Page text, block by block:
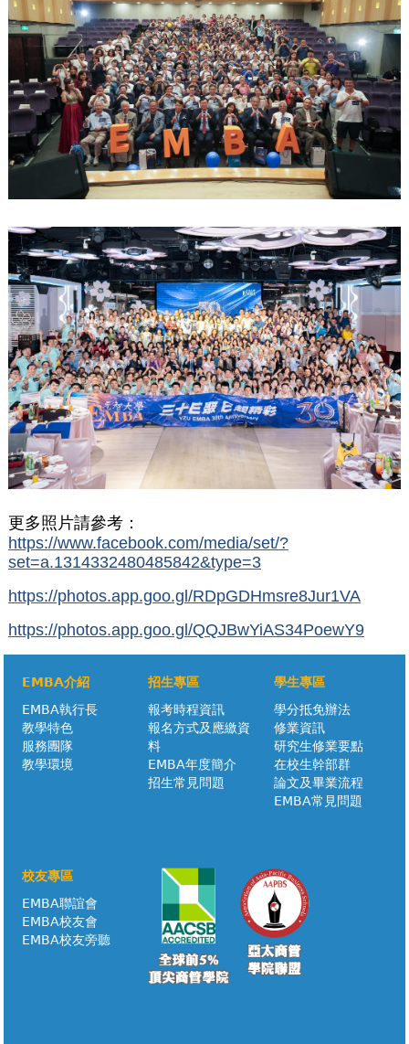
更多照片請參考：
https://www.facebook.com/media/set/?
set=a.1314332480485842&type=3
https://photos.app.goo.gl/RDpGDHmsre8Jur1VA
https://photos.app.goo.gl/QQJBwYiAS34PoewY9
EMBA介紹
EMBA執行長
教學特色
服務團隊
教學環境
招生專區
報考時程資訊
報名方式及應繳資
料
EMBA年度簡介
招生常見問題
學生專區
學分抵免辦法
修業資訊
研究生修業要點
在校生幹部群
論文及畢業流程
EMBA常見問題
校友專區
EMBA聯誼會
EMBA校友會
EMBA校友旁聽